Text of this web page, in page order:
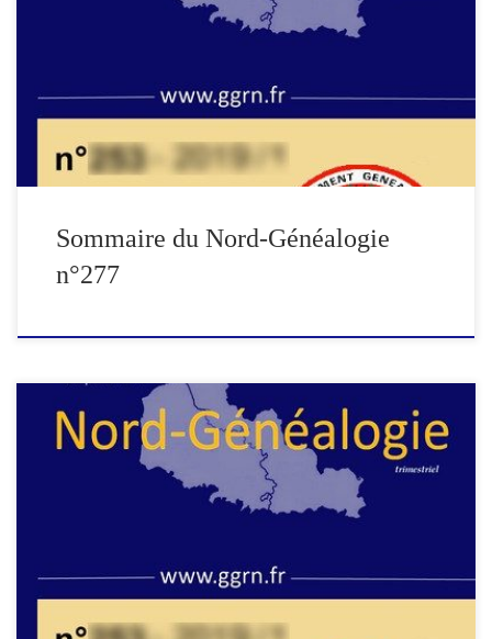
d’Antoinette MULLE (suite et fin) Rentes héritières concernant
des habitants de Lambersart (suite) Les LEMESRE : Une famille
Rectificatif au N° 276 Nord Généalogie : […]
Sommaire du Nord-Généalogie
n°277
Edito : Une année se termine Ascendance de Michelle SENAME (
suite ) Correctif à l’ascendance PROUVOST Rentes héritières
concernant des habitants de Lambersart (suite) La seigneurie du
lecture : Ennemi Français et concubinage […]